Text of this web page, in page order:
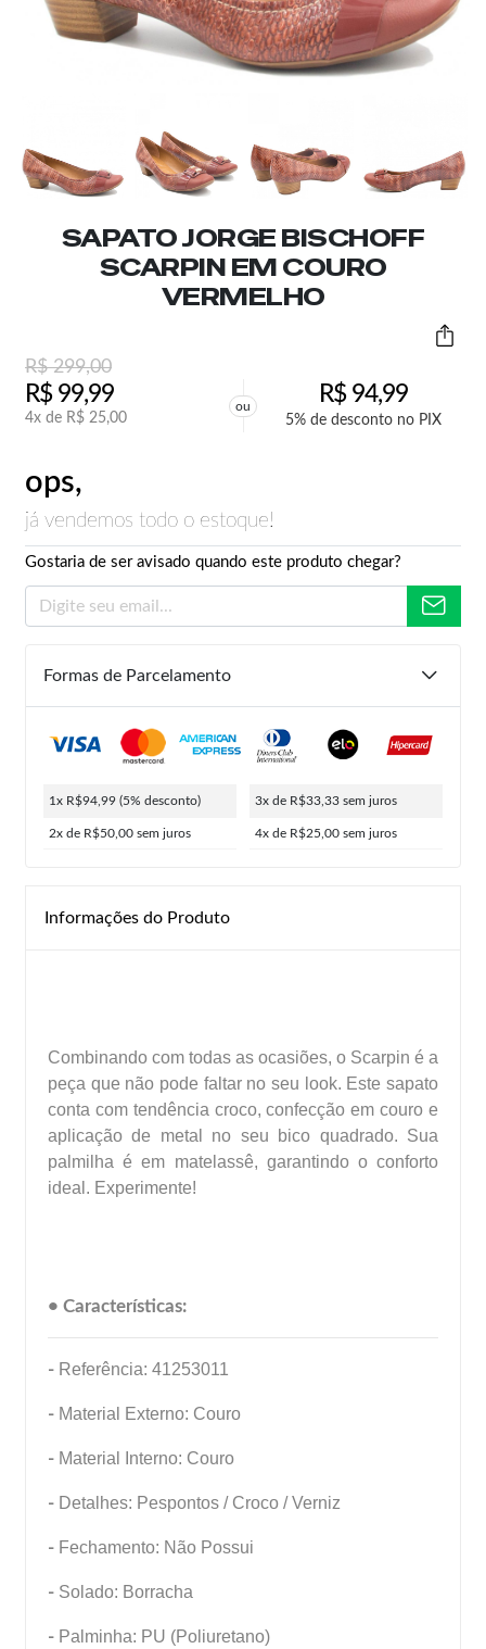
SAPATO JORGE BISCHOFF
SCARPIN EM COURO
VERMELHO
R$299,00
R$99,99
4x de R$ 25,00
ou R$94,99
5% de desconto no PIX
ops,
já vendemos todo o estoque!
Gostaria de ser avisado quando este produto chegar?
Formas de Parcelamento
1x R$94,99 (5% desconto)
2x de R$50,00 sem juros
3x de R$33,33 sem juros
4x de R$25,00 sem juros
Informações do Produto
Combinando com todas as ocasiões, o Scarpin é a
peça que não pode faltar no seu look. Este sapato
conta com tendência croco, confecção em couro e
aplicação de metal no seu bico quadrado. Sua
palmilha é em matelassê, garantindo o conforto
ideal. Experimente!
• Características:
- Referência: 41253011
- Material Externo: Couro
- Material Interno: Couro
- Detalhes: Pespontos / Croco / Verniz
- Fechamento: Não Possui
- Solado: Borracha
- Palminha: PU (Poliuretano)